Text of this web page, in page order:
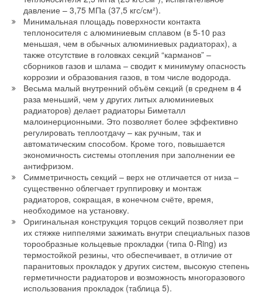
давление – 3,75 МПа (37,5 кгс/см²).
Минимальная площадь поверхности контакта
теплоносителя с алюминиевым сплавом (в 5-10 раз
меньшая, чем в обычных алюминиевых радиаторах), а
также отсутствие в головках секций “карманов” –
сборников газов и шлама – сводит к минимуму опасность
коррозии и образования газов, в том числе водорода.
Весьма малый внутренний объём секций (в среднем в 4
раза меньший, чем у других литых алюминиевых
радиаторов) делает радиаторы Биметалл
малоинерционными. Это позволяет более эффективно
регулировать теплоотдачу – как ручным, так и
автоматическим способом. Кроме того, повышается
экономичность системы отопления при заполнении ее
антифризом.
Симметричность секций – верх не отличается от низа –
существенно облегчает группировку и монтаж
радиаторов, сокращая, в конечном счёте, время,
необходимое на установку.
Оригинальная конструкция торцов секций позволяет при
их стяжке ниппелями зажимать внутри специальных пазов
торообразные кольцевые прокладки (типа 0-Ring) из
термостойкой резины, что обеспечивает, в отличие от
паранитовых прокладок у других систем, высокую степень
герметичности радиаторов и возможность многоразового
использования прокладок (таблица 5).
которые приходится нести при техобслуживании скважинных
насосов – важно заменить все изношенные узлы и детали.
Если этого не делать, то результатом может быть снижение
рабочих характеристик насоса и необычайно резкий рост
эксплуатационных расходов. Расходы на замену
быстроизнашивающихся узлов и деталей могут быть
компенсированы в течение нескольких месяцев.
Чтобы избежать износа и коррозии рабочих колес и камер
насоса, также важно выбирать материалы с высокой
износостойкостью и коррозионной стойкостью. Это позволит
не только увеличить срок службы, но также создать условия
для безаварийной эксплуатации с высокими рабочими
характеристиками в течение срока службы насоса. Поэтому
было бы пустой тратой денег иметь насос, который в течение
первых пяти лет эксплуатации работал бы с высоким КПД, а
следующие пять лет – с низким. Выбор оптимального
графика проведения технического обслуживания возможен
лишь при непрерывном контроле рабочих характеристик
насоса.
СИЛОВЫЕ КАБЕЛИ